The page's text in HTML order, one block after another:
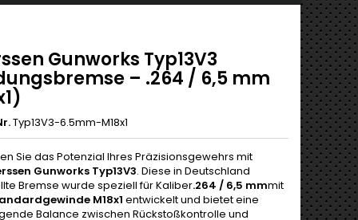
Gunworks Typ13V3
– .264 / 6,5 mm
Typ13V3-6.5mm-M18x1
Sie das Potenzial Ihres Präzisionsgewehrs mit
Gunworks Typ13V3. Diese in Deutschland
Bremse wurde speziell für Kaliber.264 / 6,5 mmmit
M18x1 entwickelt und bietet eine
Balance zwischen Rückstoßkontrolle und